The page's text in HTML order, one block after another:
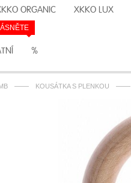
ORGANIC XKKO LUX
%
—— KOUSÁTKA S PLENKOU ——